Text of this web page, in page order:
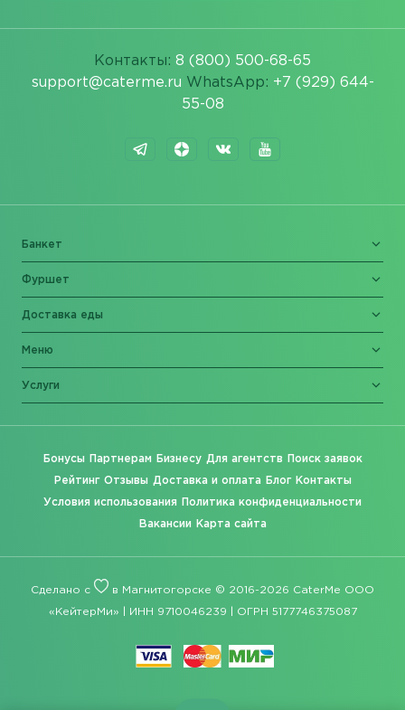
Контакты: 8 (800) 500-68-65
support@caterme.ru WhatsApp: +7 (929) 644-
55-08
Банкет
Фуршет
Доставка еды
Меню
Услуги
Бонусы Партнерам Бизнесу Для агентств Поиск заявок
Рейтинг Отзывы Доставка и оплата Блог Контакты
Условия использования Политика конфиденциальности
Вакансии Карта сайта
Сделано с в Магнитогорске © 2016-2026 CaterMe ООО
«КейтерМи» | ИНН 9710046239 | ОГРН 5177746375087